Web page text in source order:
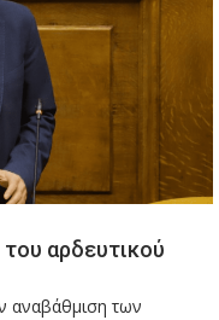
αρδευτικού
αναβάθμιση των